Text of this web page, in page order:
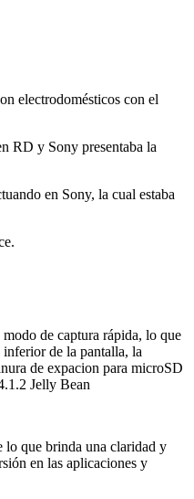
electrodomésticos con el
RD y Sony presentaba la
en Sony, la cual estaba
de captura rápida, lo que
inferior de la pantalla, la
de expacion para microSD
Jelly Bean
lo que brinda una claridad y
en las aplicaciones y